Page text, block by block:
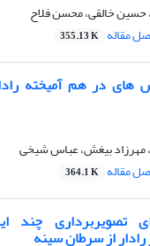
خالقی، محسن فلاح
مقاله 355.13 K
های در هم آمیخته
مهرزاد بیغش، عباس شیخی
مقاله 364.1 K
چند
رادار از سرطان سینه